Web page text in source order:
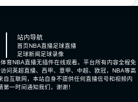
站内导航
首页NBA直播足球直播
足球新闻足球录像
育NBA直播无插件在线观看。平台所有内容全程免
问英超直播、西甲、意甲、中超、欧冠，NBA等高
互联网，本站自身不提供任何直播信号和视频内
一时间通知我们，谢谢！